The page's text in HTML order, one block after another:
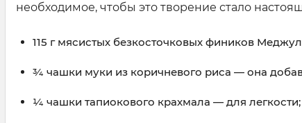
необходимое, чтобы это творение стало
115 г мясистых безкосточковых фиников
¾ чашки муки из коричневого риса — она
¼ чашки тапиокового крахмала — для легкости;